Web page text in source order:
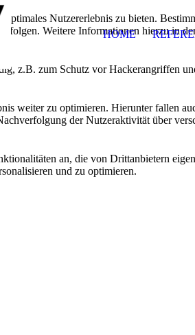
HOME
Nutzererlebnis zu bieten.
Weitere Informationen hierzu in
z.B. zum Schutz vor Hackerangriffen
weiter zu optimieren. Hierunter fallen
der Nutzeraktivität über
an, die von Drittanbietern
und zu optimieren.